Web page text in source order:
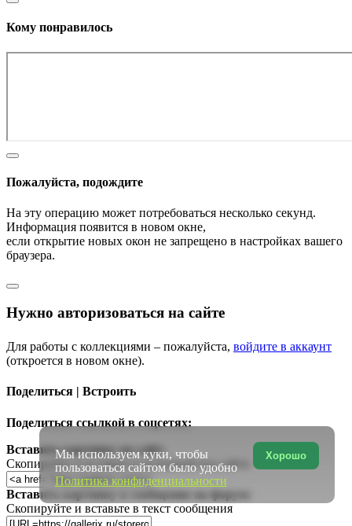
Кому понравилось
Пожалуйста, подождите
На эту операцию может потребоваться несколько секунд.
Информация появится в новом окне,
если открытие новых окон не запрещено в настройках вашего
браузера.
Нужно авторизоваться на сайте
Для работы с коллекциями – пожалуйста, войдите в аккаунт
(откроется в новом окне).
Поделиться | Встроить
Поделиться ссылкой в соцсетях:
Вставить картинку на сайт:
Скопируйте и вставьте в исходный код сайта
Вставить картинку в сообщение на форум:
Скопируйте и вставьте в текст сообщения
Хорошо
Мы используем куки, чтобы
пользоваться сайтом было удобно
Политика конфиденциальности